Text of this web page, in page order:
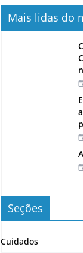
Mais lidas do
Seções
Cuidados